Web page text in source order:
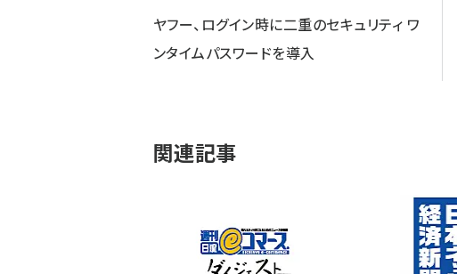
ヤフー、ログイン時に二重のセキュリティ ワ
ンタイムパスワードを導入
関連記事